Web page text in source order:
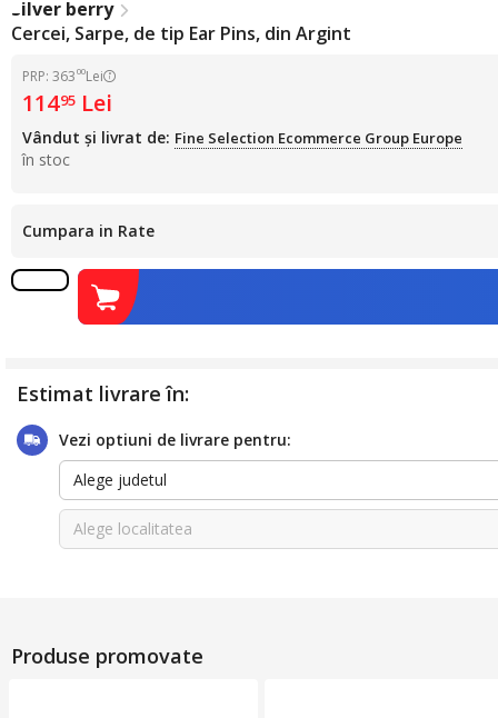
Silver berry
Cercei, Sarpe, de tip Ear Pins, din Argint
Estimat livrare în:
Vezi optiuni de livrare pentru:
Alege judetul
Alege localitatea
PRP: 363 00Lei
11495 Lei
Vândut și livrat de: Fine Selection Ecommerce Group Europe
în stoc
Cumpara in Rate
Produse promovate